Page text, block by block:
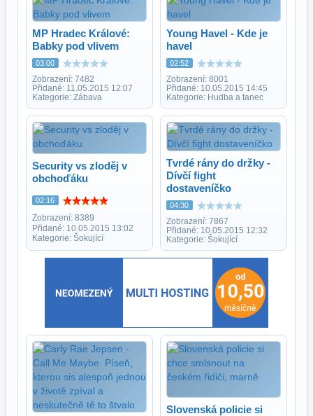
MP Hradec Králové:
Babky pod vlivem
03:00
Zobrazení: 7482
Přidané: 11.05.2015 12:07
Kategorie: Zábava
Young Havel - Kde je
havel
02:52
Zobrazení: 8001
Přidané: 10.05.2015 14:45
Kategorie: Hudba a tanec
Security vs zloděj v
obchoďáku
02:16
Zobrazení: 8389
Přidané: 10.05.2015 13:02
Kategorie: Šokující
Tvrdé rány do držky -
Dívčí fight
dostaveníčko
04:30
Zobrazení: 7867
Přidané: 10.05.2015 12:32
Kategorie: Šokující
Slovenská policie si